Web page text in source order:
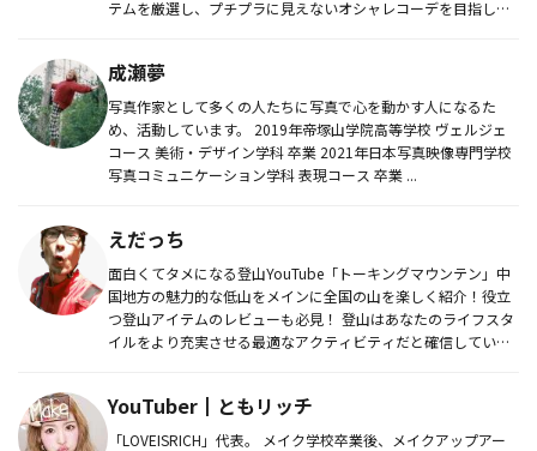
テムを厳選し、プチプラに見えないオシャレコーデを目指して
成瀬夢
写真作家として多くの人たちに写真で心を動かす人になるた
め、活動しています。 2019年帝塚山学院高等学校 ヴェルジェ
コース 美術・デザイン学科 卒業 2021年日本写真映像専門学校
写真コミュニケーション学科 表現コース 卒業 ...
えだっち
面白くてタメになる登山YouTube「トーキングマウンテン」中
国地方の魅力的な低山をメインに全国の山を楽しく紹介！役立
つ登山アイテムのレビューも必見！ 登山はあなたのライフスタ
イルをより充実させる最適なアクティビティだと確信していま
YouTuber┃ともリッチ
「LOVEISRICH」代表。 メイク学校卒業後、メイクアップアー